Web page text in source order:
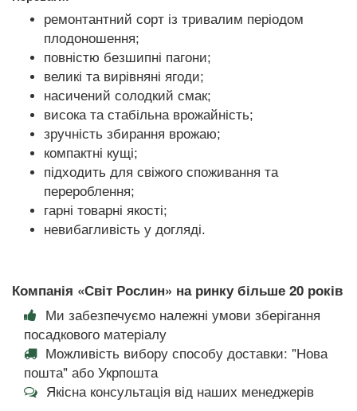
ремонтантний сорт із тривалим періодом
плодоношення;
повністю безшипні пагони;
великі та вирівняні ягоди;
насичений солодкий смак;
висока та стабільна врожайність;
зручність збирання врожаю;
компактні кущі;
підходить для свіжого споживання та
перероблення;
гарні товарні якості;
невибагливість у догляді.
Компанія «Світ Рослин» на ринку більше 20 років
Ми забезпечуємо належні умови зберігання
посадкового матеріалу
Можливість вибору способу доставки: "Нова
пошта" або Укрпошта
Якісна консультація від наших менеджерів